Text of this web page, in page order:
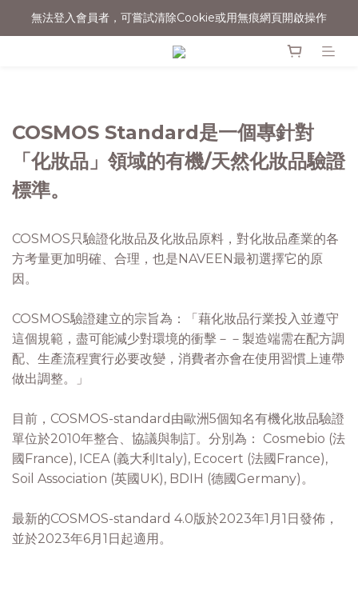
消費滿$1500宅配免運
無法登入會員者，可嘗試清除Cookie或用無痕網頁開啟操作
消費滿$1500宅配免運
COSMOS Standard是一個專針對
「化妝品」領域的有機/天然化妝品驗證
標準。
COSMOS只驗證化妝品及化妝品原料，對化妝品產業的各
方考量更加明確、合理，也是NAVEEN最初選擇它的原
因。
COSMOS驗證建立的宗旨為：「藉化妝品行業投入並遵守
這個規範，盡可能減少對環境的衝擊－－製造端需在配方調
配、生產流程實行必要改變，消費者亦會在使用習慣上連帶
做出調整。」
目前，COSMOS-standard由歐洲5個知名有機化妝品驗證
單位於2010年整合、協議與制訂。分別為： Cosmebio (法
國France), ICEA (義大利Italy), Ecocert (法國France),
Soil Association (英國UK), BDIH (德國Germany)。
最新的COSMOS-standard 4.0版於2023年1月1日發佈，
並於2023年6月1日起適用。